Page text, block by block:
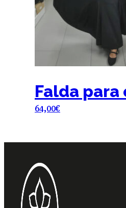
Falda para
64,00€
elegir
en
la